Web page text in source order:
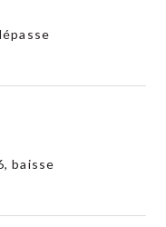
baisse